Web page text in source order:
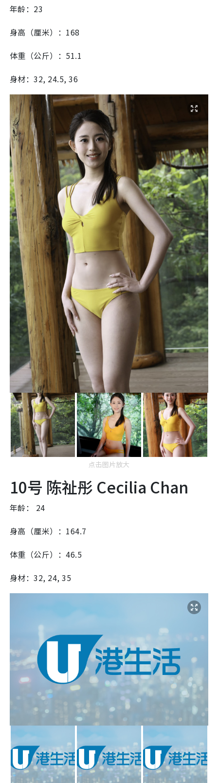
年龄：23
身高（厘米）：168
体重（公斤）：51.1
身材：32, 24.5, 36
点击图片放大
10号 陈祉彤 Cecilia Chan
年龄： 24
身高（厘米）：164.7
体重（公斤）：46.5
身材：32, 24, 35